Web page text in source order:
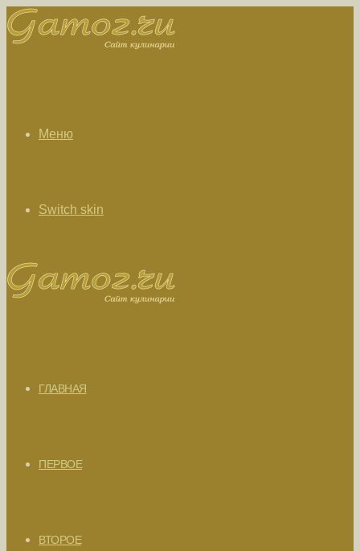
Меню
Switch skin
ГЛАВНАЯ
ПЕРВОЕ
ВТОРОЕ